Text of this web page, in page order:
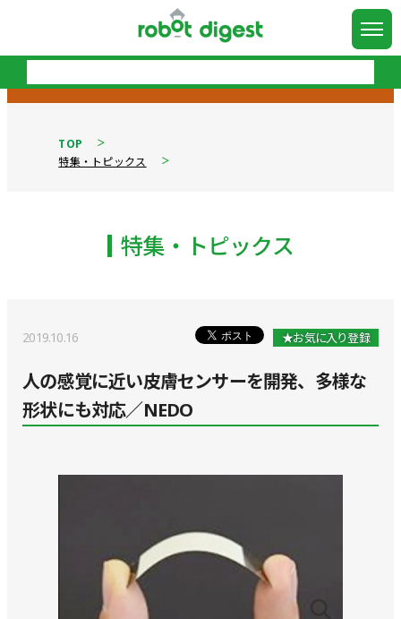
TOP
特集・トピックス
特集・トピックス
2019.10.16 ★お気に入り登録
人の感覚に近い皮膚センサーを開発、多様な
形状にも対応／NEDO